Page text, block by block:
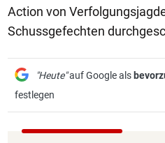
Action von
Schussgefechten
"Heute"auf Google als
festlegen